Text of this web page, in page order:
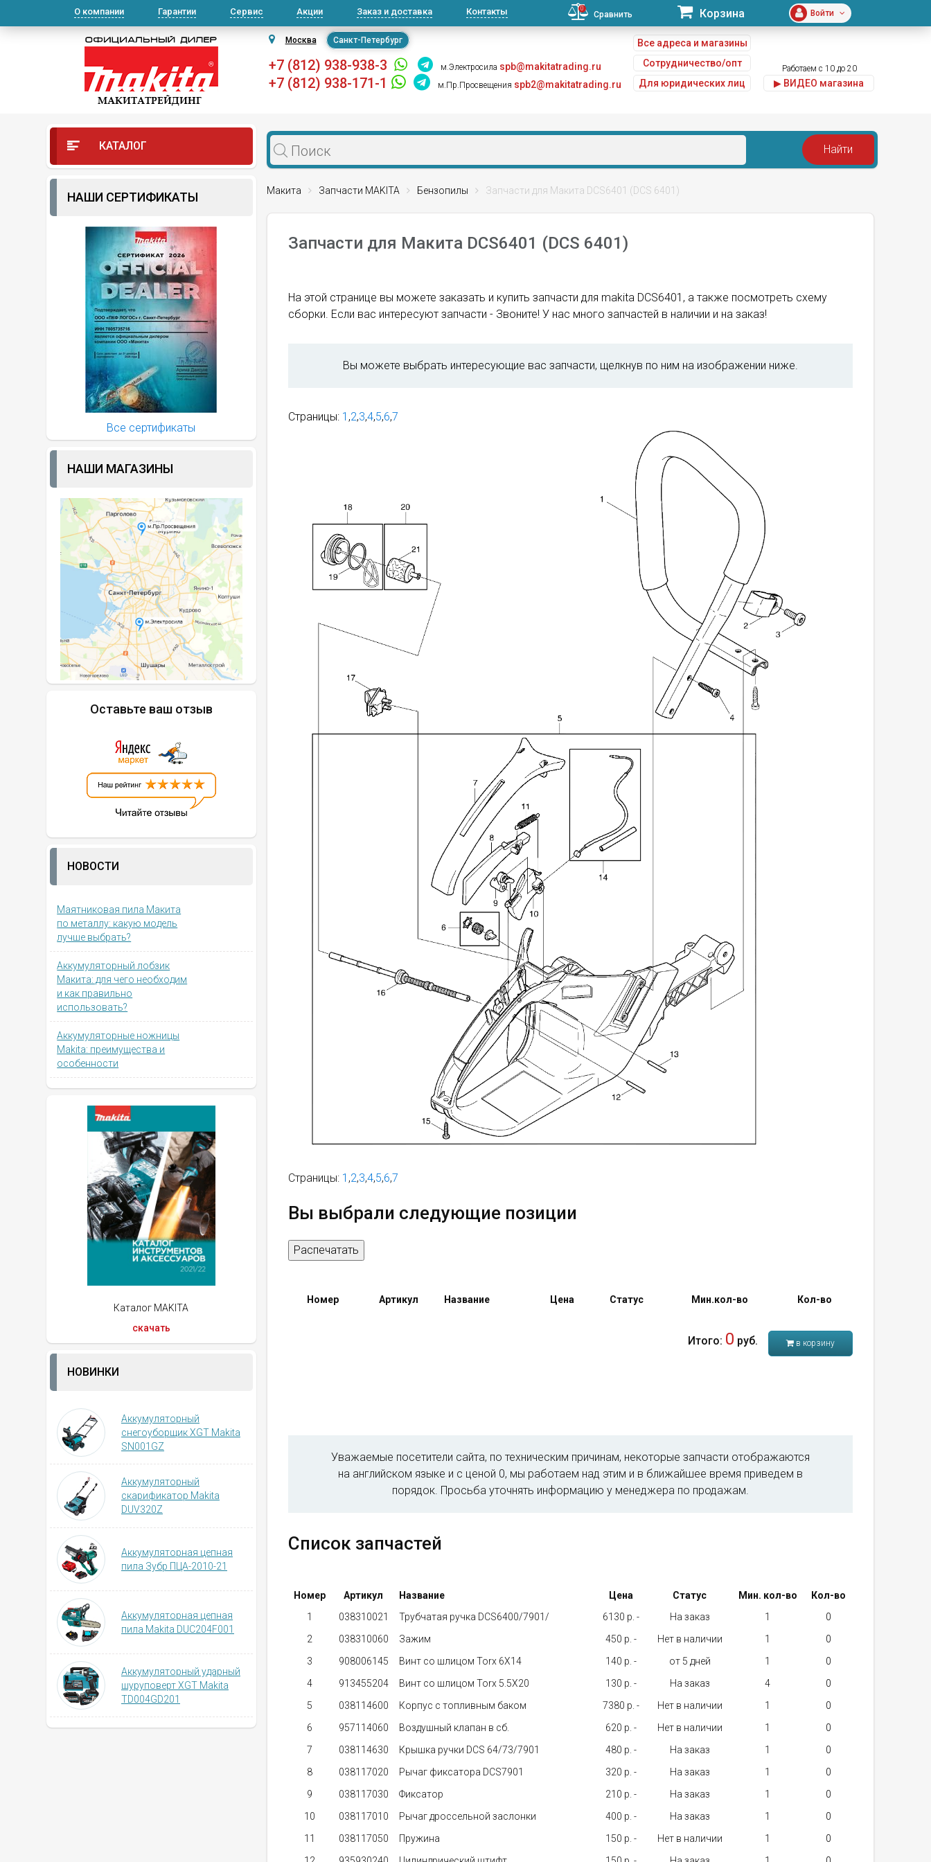
О компании Гарантии Сервис Акции Заказ и доставка Контакты 0
Сравнить Корзина Войти
Москва Санкт-Петербург
+7 (812) 938-938-3 м.Электросила spb@makitatrading.ru
+7 (812) 938-171-1 м.Пр.Просвещения spb2@makitatrading.ru
Все адреса и магазины
Сотрудничество/опт
Для юридических лиц
Работаем с 10 до 20
▶ ВИДЕО магазина
КАТАЛОГ
НАШИ СЕРТИФИКАТЫ
Все сертификаты
НАШИ МАГАЗИНЫ
Оставьте ваш отзыв
НОВОСТИ
Маятниковая пила Макита
по металлу: какую модель
лучше выбрать?
Аккумуляторный лобзик
Макита: для чего необходим
и как правильно
использовать?
Аккумуляторные ножницы
Makita: преимущества и
особенности
Каталог MAKITA
скачать
НОВИНКИ
Аккумуляторный
снегоуборщик XGT Makita
SN001GZ
Аккумуляторный
скарификатор Makita
DUV320Z
Аккумуляторная цепная
пила Зубр ПЦА-2010-21
Аккумуляторная цепная
пила Makita DUC204F001
Аккумуляторный ударный
шуруповерт XGT Makita
TD004GD201
Макита Запчасти MAKITA Бензопилы Запчасти для Макита DCS6401 (DCS 6401)
Запчасти для Макита DCS6401 (DCS 6401)
На этой странице вы можете заказать и купить запчасти для makita DCS6401, а также посмотреть схему
сборки. Если вас интересуют запчасти - Звоните! У нас много запчастей в наличии и на заказ!
Вы можете выбрать интересующие вас запчасти, щелкнув по ним на изображении ниже.
Страницы: 1 ,2,3,4,5,6,7
Страницы: 1 ,2,3,4,5,6,7
Вы выбрали следующие позиции
Распечатать
Номер Артикул Название Цена Статус Мин.кол-во Кол-во
в корзину
Итого: 0 руб.
Уважаемые посетители сайта, по техническим причинам, некоторые запчасти отображаются
на английском языке и с ценой 0, мы работаем над этим и в ближайшее время приведем в
порядок. Просьба уточнять информацию у менеджера по продажам.
Список запчастей
Номер Артикул Название Цена Статус Мин. кол-во
Кол-во
1
038310021 Трубчатая ручка DCS6400/7901/ 6130 p. - На заказ
1
2
038310060 Зажим 450 p. - Нет в наличии
1
3
908006145 Винт со шлицом Torx 6X14 140 p. - от 5 дней
1
4
913455204 Винт со шлицом Torx 5.5X20 130 p. - На заказ
4
5
038114600 Корпус с топливным баком 7380 p. - Нет в наличии
1
6
957114060 Воздушный клапан в сб. 620 p. - Нет в наличии
1
7
038114630 Крышка ручки DCS 64/73/7901 480 p. - На заказ
1
8
038117020 Рычаг фиксатора DCS7901 320 p. - На заказ
1
9
038117030 Фиксатор 210 p. - На заказ
1
10
038117010 Рычаг дроссельной заслонки 400 p. - На заказ
1
11
038117050 Пружина 150 p. - Нет в наличии
1